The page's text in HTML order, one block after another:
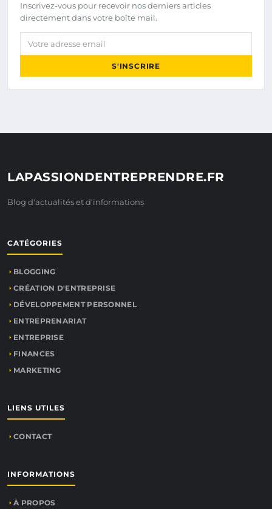
Inscrivez-vous pour recevoir nos derniers articles
directement dans votre boîte mail.
Votre adresse email
S'INSCRIRE
LAPASSIONDENTREPRENDRE.FR
Blog d'actualités et d'informations
CATÉGORIES
BLOGGING
CRÉATION D'ENTREPRISE
DÉVELOPPEMENT PERSONNEL
ENTREPRENARIAT
ENTREPRISE
FINANCES
MARKETING
LIENS UTILES
CONTACT
INFORMATIONS
À PROPOS